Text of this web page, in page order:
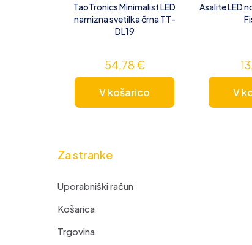
TaoTronics Minimalist LED
namizna svetilka črna TT-
DL19
54,78 €
V košarico
Asalite LED
V
Za stranke
Uporabniški račun
Košarica
Trgovina